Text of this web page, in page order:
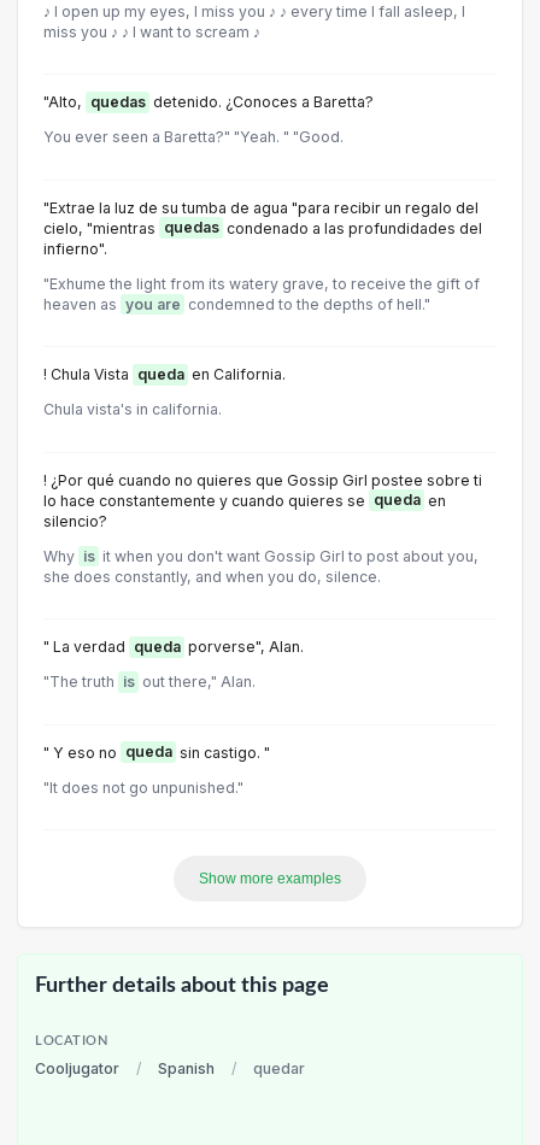
♪ I open up my eyes, I miss you ♪ ♪ every time I fall asleep, I
miss you ♪ ♪ I want to scream ♪
"Alto, quedas detenido. ¿Conoces a Baretta?
You ever seen a Baretta?" "Yeah. " "Good.
"Extrae la luz de su tumba de agua "para recibir un regalo del
cielo, "mientras quedas condenado a las profundidades del
infierno".
"Exhume the light from its watery grave, to receive the gift of
heaven as you are condemned to the depths of hell."
! Chula Vista queda en California.
Chula vista's in california.
! ¿Por qué cuando no quieres que Gossip Girl postee sobre ti
lo hace constantemente y cuando quieres se queda en
silencio?
Why is it when you don't want Gossip Girl to post about you,
she does constantly, and when you do, silence.
" La verdad queda porverse", Alan.
"The truth is out there," Alan.
" Y eso no queda sin castigo. "
"It does not go unpunished."
Show more examples
Further details about this page
LOCATION
Cooljugator / Spanish / quedar